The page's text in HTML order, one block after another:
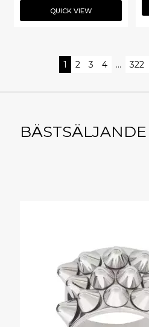
QUICK VIEW
1 2 3 4 … 322